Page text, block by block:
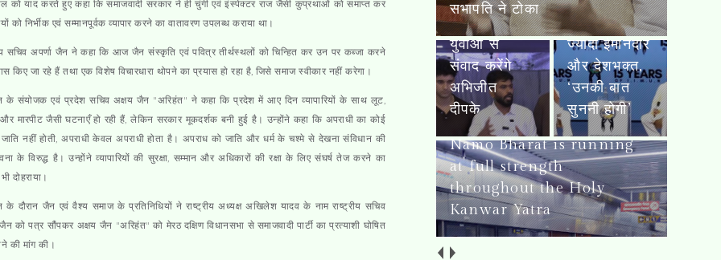
को याद करते हुए कहा कि समाजवादी सरकार ने ही चुंगी एवं इंस्पेक्टर राज जैसी कुप्रथाओं को समाप्त कर
को निर्भीक एवं सम्मानपूर्वक व्यापार करने का वातावरण उपलब्ध कराया था।
सचिव अपर्णा जैन ने कहा कि आज जैन संस्कृति एवं पवित्र तीर्थस्थलों को चिन्हित कर उन पर कब्जा करने
किए जा रहे हैं तथा एक विशेष विचारधारा थोपने का प्रयास हो रहा है, जिसे समाज स्वीकार नहीं करेगा।
के संयोजक एवं प्रदेश सचिव अक्षय जैन "अरिहंत" ने कहा कि प्रदेश में आए दिन व्यापारियों के साथ लूट,
मारपीट जैसी घटनाएँ हो रही हैं, लेकिन सरकार मूकदर्शक बनी हुई है। उन्होंने कहा कि अपराधी का कोई
जाति नहीं होती, अपराधी केवल अपराधी होता है। अपराध को जाति और धर्म के चश्मे से देखना संविधान की
के विरुद्ध है। उन्होंने व्यापारियों की सुरक्षा, सम्मान और अधिकारों की रक्षा के लिए संघर्ष तेज करने का
दोहराया।
के दौरान जैन एवं वैश्य समाज के प्रतिनिधियों ने राष्ट्रीय अध्यक्ष अखिलेश यादव के नाम राष्ट्रीय सचिव
को पत्र सौंपकर अक्षय जैन "अरिहंत" को मेरठ दक्षिण विधानसभा से समाजवादी पार्टी का प्रत्याशी घोषित
की मांग की।
सभापति ने टोका
गांव-शहरों में
युवाओं से
संवाद करेंगे
अभिजीत
दीपके
हमारी पीढ़ी से
ज्यादा ईमानदार
और देशभक्त,
‘उनकी बात
सुननी होगी’
Namo Bharat is running
at full strength
throughout the Holy
Kanwar Yatra